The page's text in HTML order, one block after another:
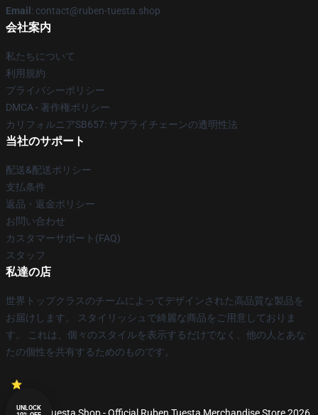
Email : contact@ruben-tuesta.shop
会社案内
私たちについて
利用規約
プライバシーポリシー
DMCA - 著作権ポリシー
カリフォルニアSB657: サプライチェーンの透明性法
当社のサポート
配送&配送ポリシー
支払条件
返品・返金ポリシー
お問い合わせ
カスタマーサポート(FAQ)
スタッフ
私達の店
世界トップクラスのチームによってデザインされた高品質な製品を
お届けします。 スタイリッシュで綺麗な商品をご用意しておりま
す。 これは、個々のスタイルを表示するだけでなく、他の人とあな
たの個性を共有するためのものです。
UNLOCK